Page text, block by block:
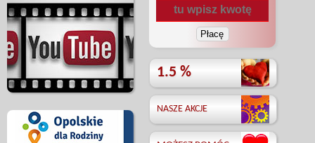
1.5 %
NASZE AKCJE